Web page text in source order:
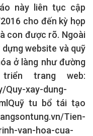
này liên tục cập
cho đến kỳ họp
con được rõ. Ngoài
website và quỹ
ở làng như đường
trang web:
Quy-xay-dung-
tu bổ tái tạo
Tien-
van-hoa-cua-